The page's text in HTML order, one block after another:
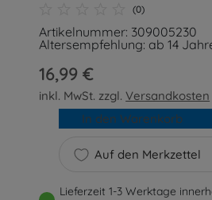
(0)
Artikelnummer: 309005230
Altersempfehlung: ab 14
16,99 €
inkl. MwSt. zzgl.Versandkosten
Auf den Merkzettel
In den Warenkorb
Lieferzeit 1-3 Werktage